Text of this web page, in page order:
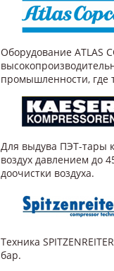
Оборудование ATLAS
промышленности, где
Для выдува ПЭТ-тары
воздух давлением до
доочистки воздуха.
Техника
бар.